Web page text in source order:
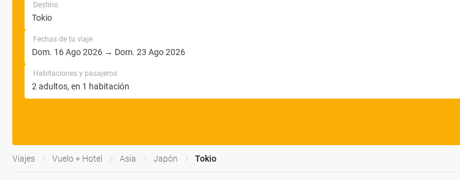
Destino
Fechas de tu viaje
Habitaciones y pasajeros
Viajes Vuelo + Hotel Asia Japón Tokio